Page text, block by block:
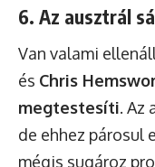
6. Az ausztrál
Van valami
és Chris
megtestesíti. Az
de ehhez párosul
mégis sugároz